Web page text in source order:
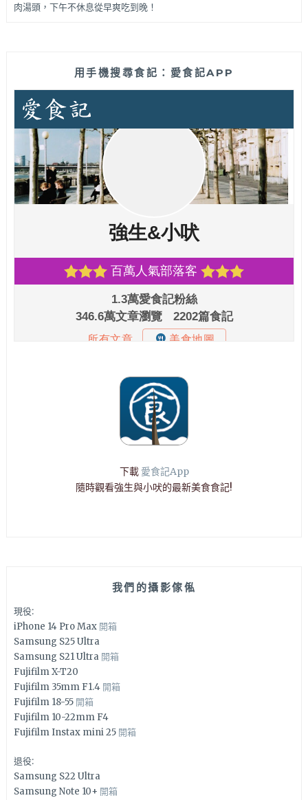
肉湯頭，下午不休息從早爽吃到晚！
用手機搜尋食記：愛食記APP
下載 愛食記App
隨時觀看強生與小吠的最新美食食記!
我們的攝影傢俬
現役:
iPhone 14 Pro Max 開箱
Samsung S25 Ultra
Samsung S21 Ultra 開箱
Fujifilm X-T20
Fujifilm 35mm F1.4 開箱
Fujifilm 18-55 開箱
Fujifilm 10-22mm F4
Fujifilm Instax mini 25 開箱
退役:
Samsung S22 Ultra
Samsung Note 10+ 開箱